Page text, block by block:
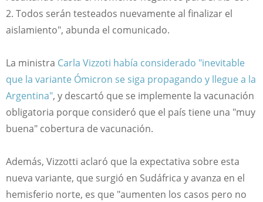
2. Todos serán testeados nuevamente al finalizar el
aislamiento", abunda el comunicado.
La ministra Carla Vizzoti había considerado "inevitable
que la variante Ómicron se siga propagando y llegue a la
Argentina", y descartó que se implemente la vacunación
obligatoria porque consideró que el país tiene una "muy
buena" cobertura de vacunación.
Además, Vizzotti aclaró que la expectativa sobre esta
nueva variante, que surgió en Sudáfrica y avanza en el
hemisferio norte, es que "aumenten los casos pero no